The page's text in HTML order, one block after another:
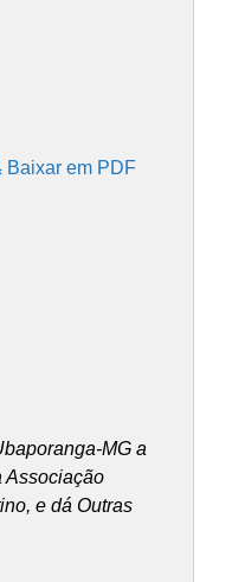
Baixar em PDF
MG a
Associação
e dá Outras